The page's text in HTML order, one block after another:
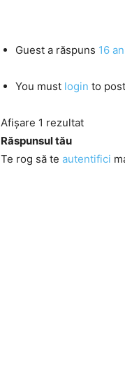
Guest a răspuns 16
You must login to
Afișare 1 rezultat
Răspunsul tău
Te rog să te autentifici